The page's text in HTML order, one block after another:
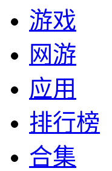
游戏
网游
应用
排行榜
合集